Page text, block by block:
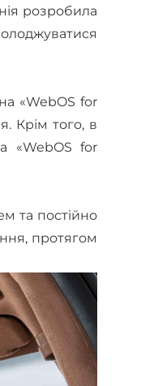
розробила
«WebOS for
Крім того, в
«WebOS for
та постійно
протягом